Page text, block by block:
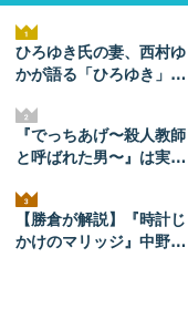
ひろゆき氏の妻、西村ゆ
かが語る「ひろゆき」と
まで。ひろゆきからは
「毎朝メッセージが来
た」。【結婚の哲学】
『でっちあげ〜殺人教師
と呼ばれた男〜』は実
タ事件の全貌とあらすじ
【勝倉が解説】『時計じ
かけのマリッジ』中野あ